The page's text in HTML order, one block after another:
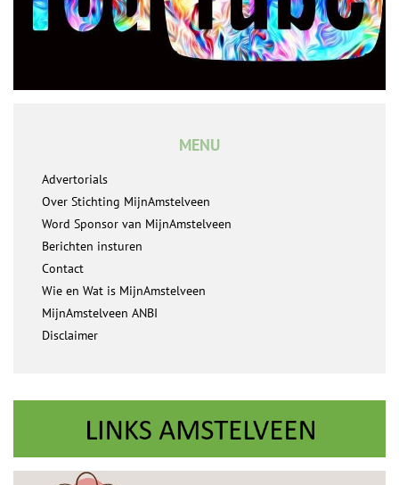
MENU
Advertorials
Over Stichting MijnAmstelveen
Word Sponsor van MijnAmstelveen
Berichten insturen
Contact
Wie en Wat is MijnAmstelveen
MijnAmstelveen ANBI
Disclaimer